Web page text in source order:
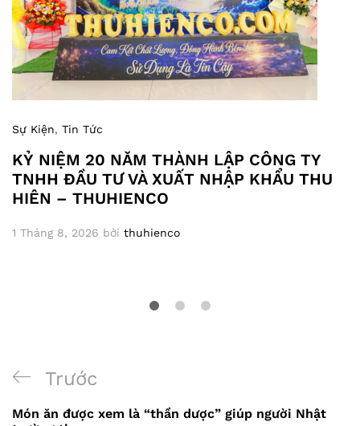
Sự Kiện, Tin Tức
KỶ NIỆM 20 NĂM THÀNH LẬP CÔNG TY
TNHH ĐẦU TƯ VÀ XUẤT NHẬP KHẨU THU
HIÊN – THUHIENCO
1 Tháng 8, 2026 bởi thuhienco
Điều
hướng
Bài
trước
Trước
Món ăn được xem là “thần dược” giúp người Nhật